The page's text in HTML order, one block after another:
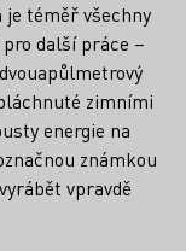
téměř všechny
další práce –
zimními
energie na
známkou
vpravdě